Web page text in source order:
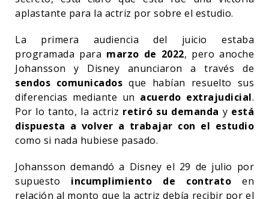
aplastante para la actriz por sobre el estudio.
La primera audiencia del juicio estaba
programada para marzo de 2022, pero anoche
Johansson y Disney anunciaron a través de
sendos comunicados que habían resuelto sus
diferencias mediante un acuerdo extrajudicial.
Por lo tanto, la actriz retiró su demanda y está
dispuesta a volver a trabajar con el estudio
como si nada hubiese pasado.
Johansson demandó a Disney el 29 de julio por
supuesto incumplimiento de contrato en
relación al monto que la actriz debía recibir por el